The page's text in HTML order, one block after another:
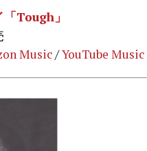
Tough」
Music/YouTube Music